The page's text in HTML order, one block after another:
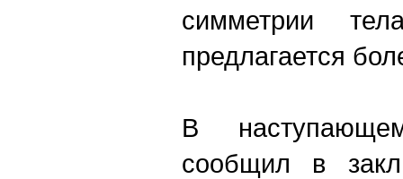
симметрии
предлагается
В
сообщил в